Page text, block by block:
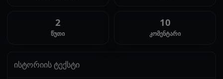
2
წუთი
10
კომენტარი
ისტორიის ტექსტი